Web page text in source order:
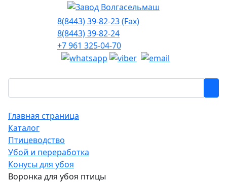
8(8443) 39-82-23 (Fax)
8(8443) 39-82-24
+7 961 325-04-70
Главная страница
Каталог
Птицеводство
Убой и переработка
Конусы для убоя
Воронка для убоя птицы